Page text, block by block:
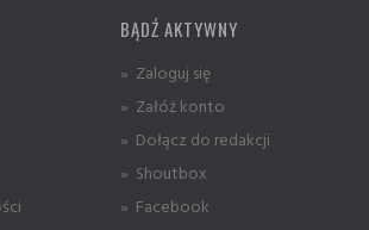
BĄDŹ AKTYWNY
» Zaloguj się
» Załóż konto
» Dołącz do redakcji
» Shoutbox
» Facebook